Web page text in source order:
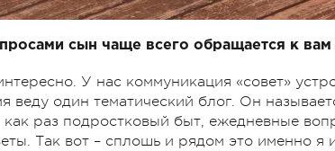
сын чаще всего обращается к вам
У нас коммуникация «совет»
веду один тематический блог. Он
как раз подростковый быт, ежедневные
Так вот – сплошь и рядом это именно я